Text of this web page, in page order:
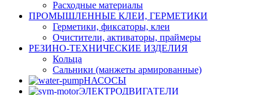
Расходные материалы
ПРОМЫШЛЕННЫЕ КЛЕИ, ГЕРМЕТИКИ
Герметики, фиксаторы, клеи
Очистители, активаторы, праймеры
РЕЗИНО-ТЕХНИЧЕСКИЕ ИЗДЕЛИЯ
Кольца
Сальники (манжеты армированные)
НАСОСЫ
ЭЛЕКТРОДВИГАТЕЛИ